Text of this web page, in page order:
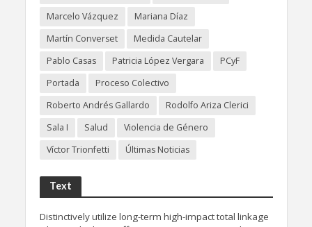
Marcelo Vázquez
Mariana Díaz
Martín Converset
Medida Cautelar
Pablo Casas
Patricia López Vergara
PCyF
Portada
Proceso Colectivo
Roberto Andrés Gallardo
Rodolfo Ariza Clerici
Sala I
Salud
Violencia de Género
Víctor Trionfetti
Últimas Noticias
Text
Distinctively utilize long-term high-impact total linkage